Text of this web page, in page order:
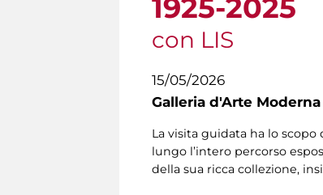
1925-2025
con LIS
15/05/2026
Galleria d'Arte Moderna
La visita guidata ha lo scopo
lungo l’intero percorso
della sua ricca collezione,